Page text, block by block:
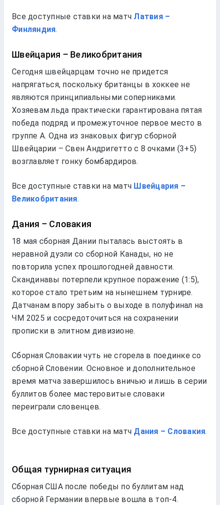
Все доступные ставки на матч Латвия –
Финляндия.
Швейцария – Великобритания
Сегодня швейцарцам точно не придется
напрягаться, поскольку британцы в хоккее не
являются принципиальными соперниками.
Хозяевам льда практически гарантирована пятая
победа подряд и промежуточное первое место в
группе А. Одна из знаковых фигур сборной
Швейцарии – Свен Андригетто с 8 очками (3+5)
возглавляет гонку бомбардиров.
Все доступные ставки на матч Швейцария –
Великобритания.
Дания – Словакия
18 мая сборная Дании пыталась выстоять в
неравной дуэли со сборной Канады, но не
повторила успех прошлогодней давности.
Скандинавы потерпели крупное поражение (1:5),
которое стало третьим на нынешнем турнире.
Датчанам впору забыть о выходе в полуфинал на
ЧМ 2025 и сосредоточиться на сохранении
прописки в элитном дивизионе.
Сборная Словакии чуть не сгорела в поединке со
сборной Словении. Основное и дополнительное
время матча завершилось вничью и лишь в серии
буллитов более мастеровитые словаки
переиграли словенцев.
Все доступные ставки на матч Дания – Словакия.
Общая турнирная ситуация
Сборная США после победы по буллитам над
сборной Германии впервые вошла в топ-4.